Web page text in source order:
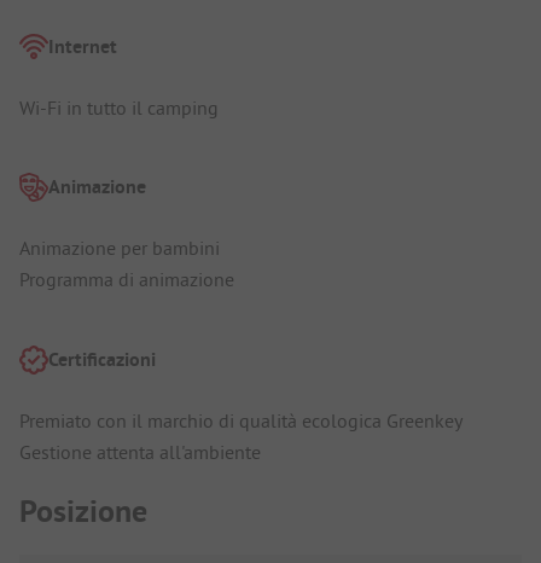
Internet
Wi-Fi in tutto il camping
Animazione
Animazione per bambini
Programma di animazione
Certificazioni
Premiato con il marchio di qualità ecologica Greenkey
Gestione attenta all'ambiente
Posizione